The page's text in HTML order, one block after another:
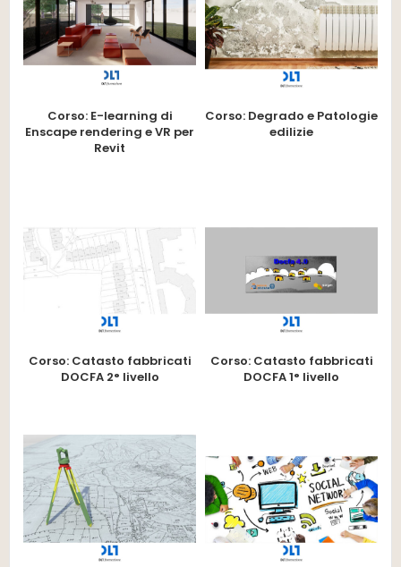
Corso: E-learning di
Enscape rendering e VR per
Revit
Corso: Degrado e Patologie
edilizie
Corso: Catasto fabbricati
DOCFA 2° livello
Corso: Catasto fabbricati
DOCFA 1° livello